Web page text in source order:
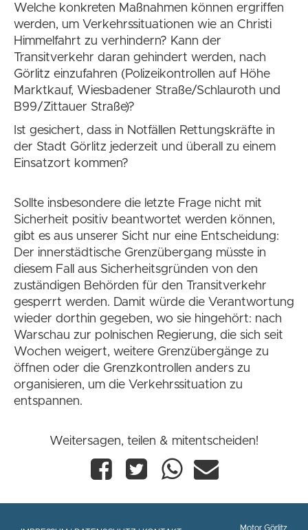
Welche konkreten Maßnahmen können ergriffen
werden, um Verkehrssituationen wie an Christi
Himmelfahrt zu verhindern? Kann der
Transitverkehr daran gehindert werden, nach
Görlitz einzufahren (Polizeikontrollen auf Höhe
Marktkauf, Wiesbadener Straße/Schlauroth und
B99/Zittauer Straße)?
Ist gesichert, dass in Notfällen Rettungskräfte in
der Stadt Görlitz jederzeit und überall zu einem
Einsatzort kommen?
Sollte insbesondere die letzte Frage nicht mit
Sicherheit positiv beantwortet werden können,
gibt es aus unserer Sicht nur eine Entscheidung:
Der innerstädtische Grenzübergang müsste in
diesem Fall aus Sicherheitsgründen von den
zuständigen Behörden für den Transitverkehr
gesperrt werden. Damit würde die Verantwortung
wieder dorthin gegeben, wo sie hingehört: nach
Warschau zur polnischen Regierung, die sich seit
Wochen weigert, weitere Grenzübergänge zu
öffnen oder die Grenzkontrollen anders zu
organisieren, um die Verkehrssituation zu
entspannen.
Weitersagen, teilen & mitentscheiden!
Motor Görlitz